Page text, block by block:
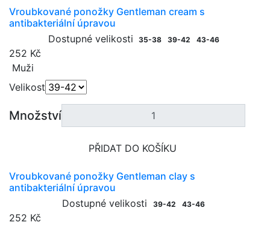
Vroubkované ponožky Gentleman cream s
antibakteriální úpravou
Dostupné velikosti
35-38 39-42 43-46
252 Kč
Muži
Velikost
Množství
PŘIDAT DO KOŠÍKU
Vroubkované ponožky Gentleman clay s
antibakteriální úpravou
Dostupné velikosti
39-42 43-46
252 Kč